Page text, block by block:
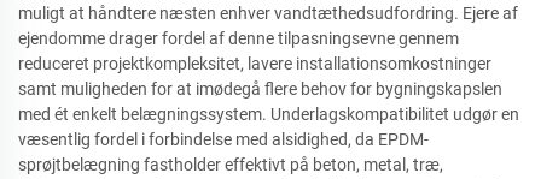
muligt at håndtere næsten enhver vandtæthedsudfordring. Ejere af
ejendomme drager fordel af denne tilpasningsevne gennem
reduceret projektkompleksitet, lavere installationsomkostninger
samt muligheden for at imødegå flere behov for bygningskapslen
med ét enkelt belægningssystem. Underlagskompatibilitet udgør en
væsentlig fordel i forbindelse med alsidighed, da EPDM-
sprøjtbelægning fastholder effektivt på beton, metal, træ,